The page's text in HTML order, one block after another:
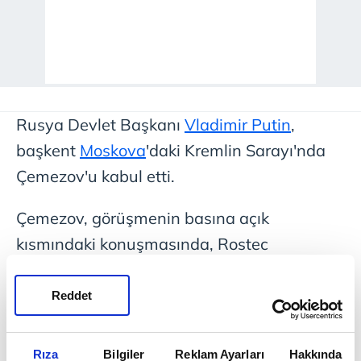
Rıza Bilgiler Reklam Ayarları Hakkında
Reddet
Rusya Devlet Başkanı Vladimir Putin,
başkent Moskova'daki Kremlin Sarayı'nda
Çemezov'u kabul etti.
Çemezov, görüşmenin basına açık
kısmındaki konuşmasında, Rostec
bünyesindeki işletmelerdeki savaş uçağı
üretim hacminin 2022'den bu yana iki kat
arttığını söyledi.